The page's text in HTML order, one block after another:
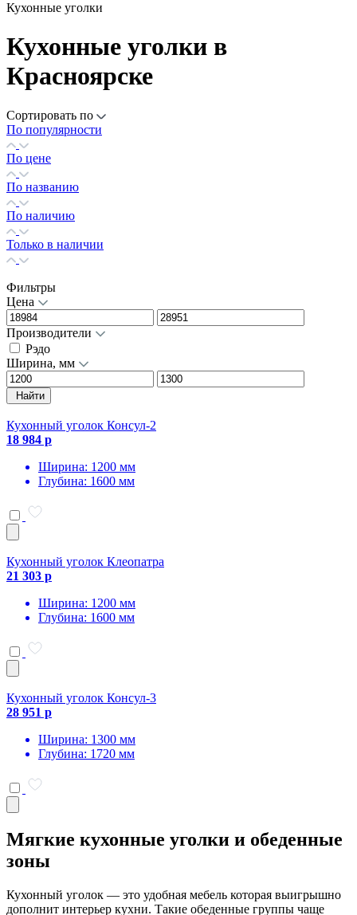
Кухонные уголки
Кухонные уголки в
Красноярске
Сортировать по
По популярности
По цене
По названию
По наличию
Только в наличии
Фильтры
Цена
Производители
Рэдо
Ширина, мм
Найти
Кухонный уголок Консул-2
18 984 р
Ширина: 1200 мм
Глубина: 1600 мм
Кухонный уголок Клеопатра
21 303 р
Ширина: 1200 мм
Глубина: 1600 мм
Кухонный уголок Консул-3
28 951 р
Ширина: 1300 мм
Глубина: 1720 мм
Мягкие кухонные уголки и обеденные
зоны
Кухонный уголок — это удобная мебель которая выигрышно
дополнит интерьер кухни. Такие обеденные группы чаще